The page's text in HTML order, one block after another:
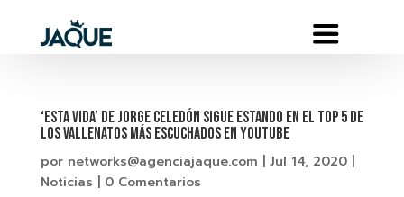
‘ESTA VIDA’ DE JORGE CELEDÓN SIGUE ESTANDO EN EL TOP 5 DE
LOS VALLENATOS MÁS ESCUCHADOS EN YOUTUBE
por networks@agenciajaque.com Jul 14, 2020|
Noticias
0 Comentarios